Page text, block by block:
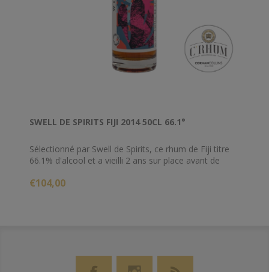
SWELL DE SPIRITS FIJI 2014 50CL 66.1°
Sélectionné par Swell de Spirits, ce rhum de Fiji titre
66.1% d'alcool et a vieilli 2 ans sur place avant de
€104,00